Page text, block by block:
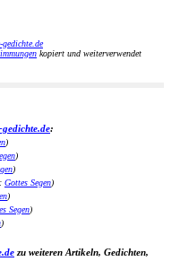
kopiert und weiterverwendet
:
)
)
)
Gottes Segen)
)
Segen)
)
zu weiteren Artikeln, Gedichten,